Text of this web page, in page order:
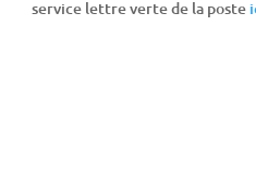
service lettre verte de la poste